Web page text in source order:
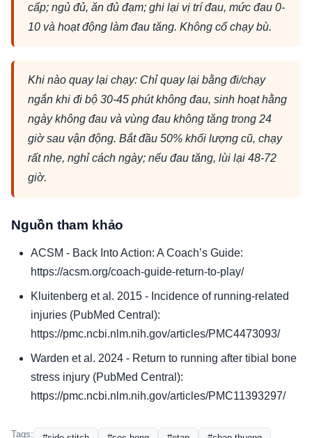
cấp; ngủ đủ, ăn đủ đạm; ghi lại vị trí đau, mức đau 0-
10 và hoạt động làm đau tăng. Không cố chạy bù.
Khi nào quay lại chạy: Chỉ quay lại bằng đi/chạy
ngắn khi đi bộ 30-45 phút không đau, sinh hoạt hằng
ngày không đau và vùng đau không tăng trong 24
giờ sau vận động. Bắt đầu 50% khối lượng cũ, chạy
rất nhẹ, nghỉ cách ngày; nếu đau tăng, lùi lại 48-72
giờ.
Nguồn tham khảo
ACSM - Back Into Action: A Coach’s Guide:
https://acsm.org/coach-guide-return-to-play/
Kluitenberg et al. 2015 - Incidence of running-related
injuries (PubMed Central):
https://pmc.ncbi.nlm.nih.gov/articles/PMC4473093/
Warden et al. 2024 - Return to running after tibial bone
stress injury (PubMed Central):
https://pmc.ncbi.nlm.nih.gov/articles/PMC11393297/
Tags: